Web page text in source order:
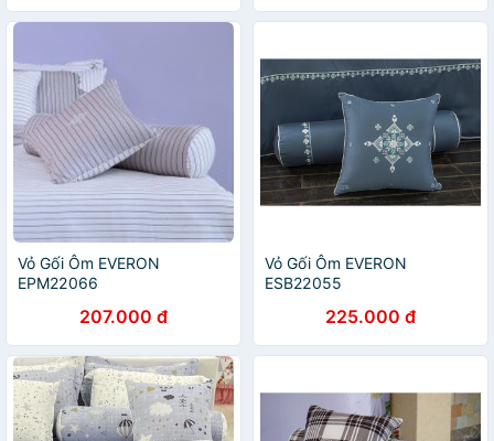
Vỏ Gối Ôm EVERON
EPM22066
207.000 đ
Vỏ Gối Ôm EVERON
ESB22055
225.000 đ